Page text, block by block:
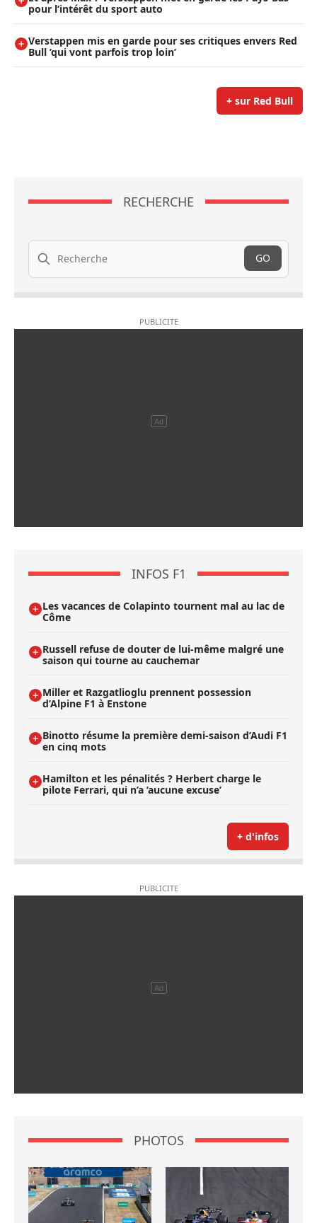
pour l’intérêt du sport auto
Verstappen mis en garde pour ses critiques envers Red
Bull ’qui vont parfois trop loin’
+ sur Red Bull
RECHERCHE
Recherche
GO
INFOS F1
Les vacances de Colapinto tournent mal au lac de
Côme
Russell refuse de douter de lui-même malgré une
saison qui tourne au cauchemar
Miller et Razgatlioglu prennent possession
d’Alpine F1 à Enstone
Binotto résume la première demi-saison d’Audi F1
en cinq mots
Hamilton et les pénalités ? Herbert charge le
pilote Ferrari, qui n’a ’aucune excuse’
+ d'infos
PHOTOS